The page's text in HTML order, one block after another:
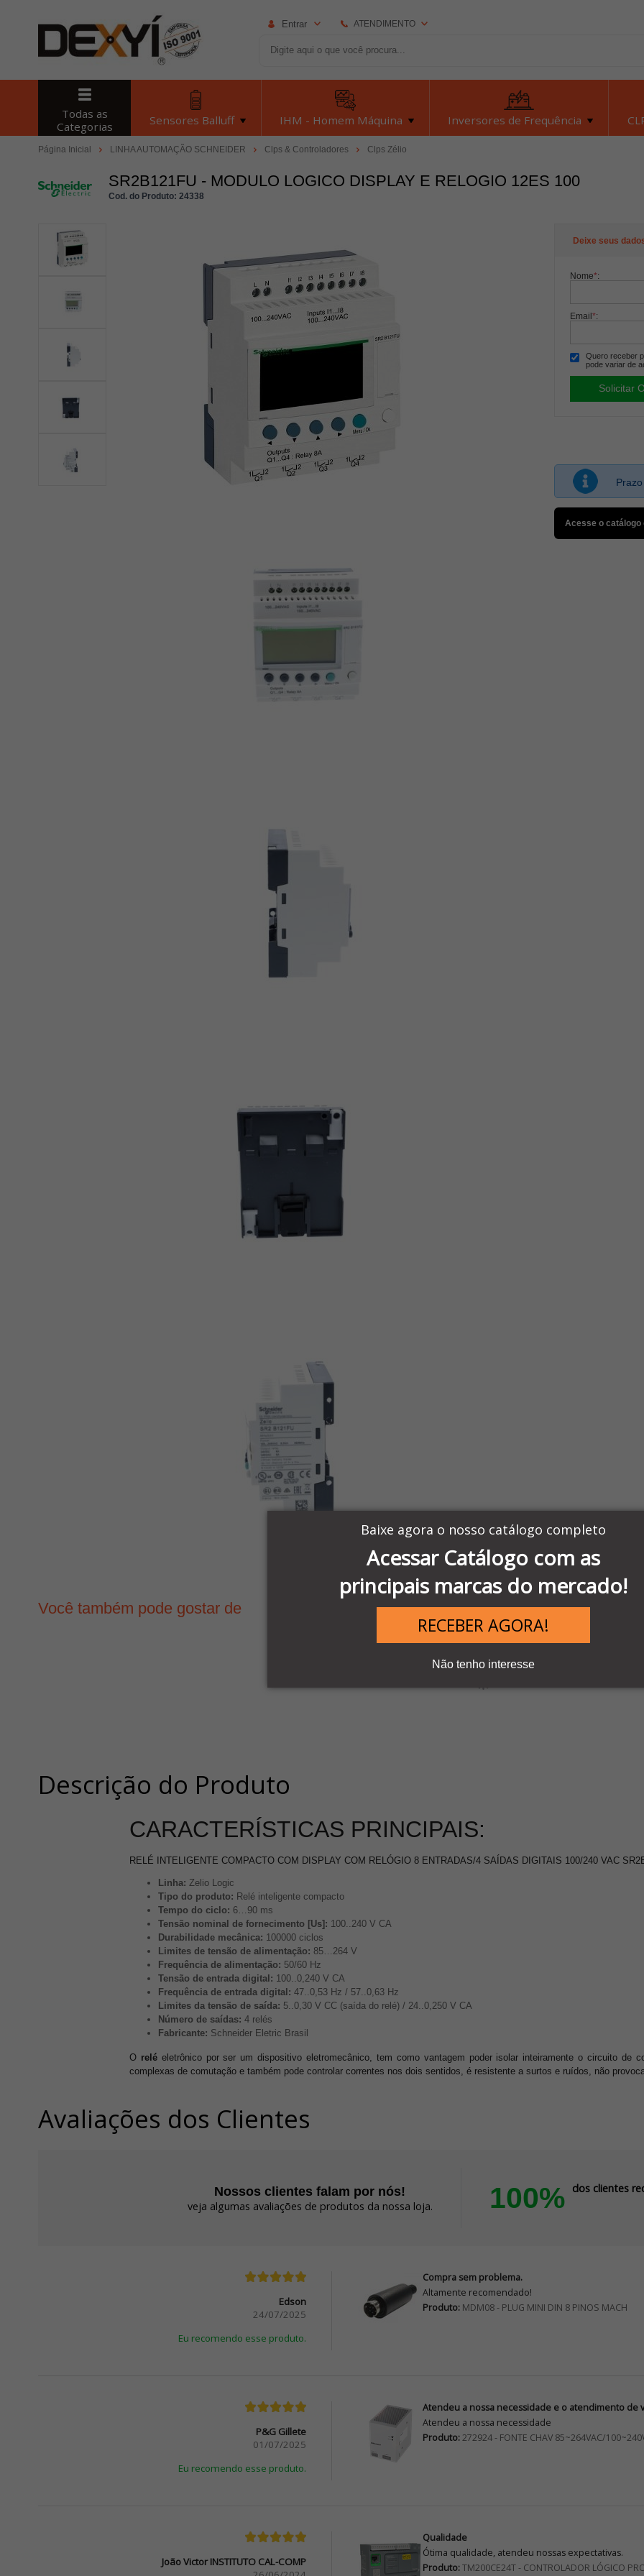
Baixe agora o nosso catálogo completo
Acessar Catálogo com as
principais marcas do mercado!
RECEBER AGORA!
Não tenho interesse
Entrar ATENDIMENTO
dexyiloja@dexyi.com.br
Atendimento Online
Todas as
Categorias
Sensores Balluff IHM - Homem Máquina Inversores de Frequência
Página Inicial LINHA AUTOMAÇÃO SCHNEIDER Clps & Controladores Clps Zélio
SR2B121FU - MODULO LOGICO DISPLAY E RELOGIO 12ES 100
Cod. do Produto: 24338
Deixe seus
Nome*:
Email*:
Quero receber
pode variar de
Acesse o catálogo
Você também pode gostar de
Descrição do Produto
CARACTERÍSTICAS PRINCIPAIS:
RELÉ INTELIGENTE COMPACTO COM DISPLAY COM RELÓGIO 8 ENTRADAS/4 SAÍDAS DIGITAIS 100/240 VAC
Linha: Zelio Logic
Tipo do produto: Relé inteligente compacto
Tempo do ciclo: 6…90 ms
Tensão nominal de fornecimento [Us]: 100..240 V CA
Durabilidade mecânica: 100000 ciclos
Limites de tensão de alimentação: 85…264 V
Frequência de alimentação: 50/60 Hz
Tensão de entrada digital: 100..0,240 V CA
Frequência de entrada digital: 47..0,53 Hz / 57..0,63 Hz
Limites da tensão de saída: 5..0,30 V CC (saída do relé) / 24..0,250 V CA
Número de saídas: 4 relés
Fabricante: Schneider Eletric Brasil
O reléeletrônico por ser um dispositivo eletromecânico, tem como vantagem poder isolar inteiramente o circuito de
complexas de comutação e também pode controlar correntes nos dois sentidos, é resistente a surtos e ruídos, não
Avaliações dos Clientes
Nossos clientes falam por nós!
veja algumas avaliações de produtos da nossa loja. 100% dos clientes
Edson
24/07/2025
Eu recomendo esse produto.
Compra sem problema.
Altamente recomendado!
Produto:MDM08 - PLUG MINI DIN 8 PINOS MACH
P&G Gillete
01/07/2025
Eu recomendo esse produto.
Atendeu a nossa necessidade e o atendimento de
Atendeu a nossa necessidade
Produto:272924 - FONTE CHAV 85~264VAC/
João Victor INSTITUTO CAL-COMP
Qualidade
Ótima qualidade, atendeu nossas expectativas.
Produto:TM200CE24T - CONTROLADOR LÓGICO